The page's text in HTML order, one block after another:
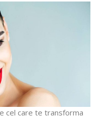
cel care te transforma